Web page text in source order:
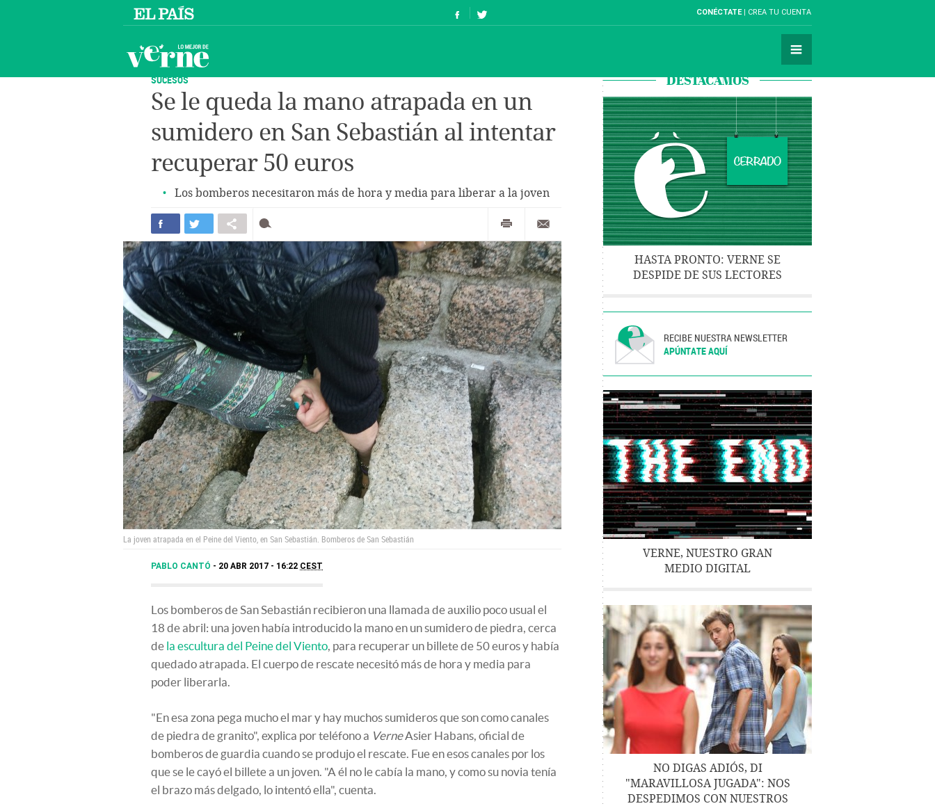
CONÉCTATE CREA TU CUENTA
SUCESOS
Se le queda la mano atrapada en un
sumidero en San Sebastián al intentar
recuperar 50 euros
Los bomberos necesitaron más de hora y media para liberar a la joven
La joven atrapada en el Peine del Viento, en San Sebastián. Bomberos de San Sebastián
PABLO CANTÓ 20 ABR 2017 - 16:22 CEST
Los bomberos de San Sebastián recibieron una llamada de auxilio poco usual el
18 de abril: una joven había introducido la mano en un sumidero de piedra, cerca
de la escultura del Peine del Viento, para recuperar un billete de 50 euros y había
quedado atrapada. El cuerpo de rescate necesitó más de hora y media para
poder liberarla.
"En esa zona pega mucho el mar y hay muchos sumideros que son como canales
de piedra de granito", explica por teléfono a VerneAsier Habans, oficial de
bomberos de guardia cuando se produjo el rescate. Fue en esos canales por los
que se le cayó el billete a un joven. "A él no le cabía la mano, y como su novia tenía
el brazo más delgado, lo intentó ella", cuenta.
DESTACAMOS
HASTA PRONTO: VERNE SE
DESPIDE DE SUS LECTORES
RECIBE NUESTRA NEWSLETTER
APÚNTATE AQUÍ
VERNE, NUESTRO GRAN
MEDIO DIGITAL
NO DIGAS ADIÓS, DI
"MARAVILLOSA JUGADA": NOS
DESPEDIMOS CON NUESTROS